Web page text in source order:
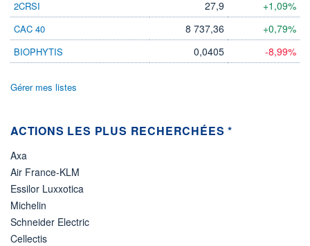
Non éligible
Boursobank
2CRSI 27,9 +1,09%
CAC 40 8 737,36 +0,79%
BIOPHYTIS 0,0405 -8,99%
Gérer mes listes
ACTIONS LES PLUS RECHERCHÉES *
Axa
Air France-KLM
Essilor Luxxotica
Michelin
Schneider Electric
Cellectis